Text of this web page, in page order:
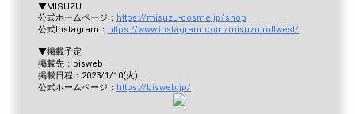
▼MISUZU
公式ホームページ： https://misuzu-cosme.jp/shop
公式Instagram： https://www.instagram.com/misuzu.rollwest/
▼掲載予定
掲載先：bisweb
掲載日程：2023/1/10(火)
公式ホームページ： https://bisweb.jp/